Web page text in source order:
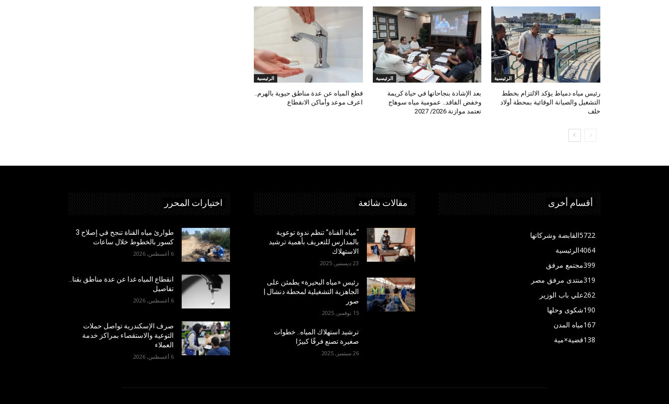
الرئيسية
رئيس مياه دمياط يؤكد الالتزام بخطط
التشغيل والصيانة الوقائية بمحطة أولاد
خلف
الرئيسية
بعد الإشادة بنجاحاتها في حياة كريمة
وخفض الفاقد.. عمومية مياه سوهاج
تعتمد موازنة 2026/ 2027
الرئيسية
قطع المياه عن عدة مناطق حيوية بالهرم..
اعرف موعد وأماكن الانقطاع
اختيارات المحرر
طوارئ مياه القناة تنجح في إصلاح 3
كسور بالخطوط خلال ساعات
6 أغسطس, 2026
انقطاع المياه غدا عن عدة مناطق بقنا..
تفاصيل
6 أغسطس, 2026
صرف الإسكندرية تواصل حملات
التوعية والاستقصاء بمراكز خدمة
العملاء
6 أغسطس, 2026
مقالات شائعة
“مياه القناة” تنظم ندوة توعوية
بالمدارس للتعريف بأهمية ترشيد
الاستهلاك
23 ديسمبر, 2025
رئيس «مياه البحيرة» يطمئن على
الجاهزية التشغيلية لمحطة دنشال |
صور
15 نوفمبر, 2025
ترشيد استهلاك المياه.. خطوات
صغيرة تصنع فرقًا كبيرًا
26 سبتمبر, 2025
أقسام أخرى
القابضة وشركاتها5722
الرئيسية4064
مجتمع مرفق399
منتدى مرفق مصر319
علي باب الوزير262
شكوى وحلها190
مياه المدن167
قضية×مية138